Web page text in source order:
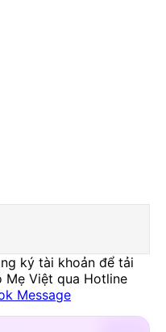
ký tài khoản để tải
Mẹ Việt qua Hotline
Message